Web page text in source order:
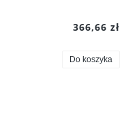
366,66 zł
Do koszyka